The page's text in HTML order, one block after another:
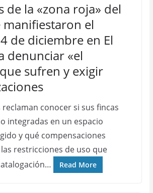
de la «zona roja» del
manifiestaron el
de diciembre en El
denunciar «el
sufren y exigir
reclaman conocer si sus fincas
integradas en un espacio
y qué compensaciones
restricciones de uso que
Read More